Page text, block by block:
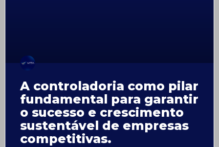
A controladoria como pilar
fundamental para garantir
o sucesso e crescimento
sustentável de empresas
competitivas.